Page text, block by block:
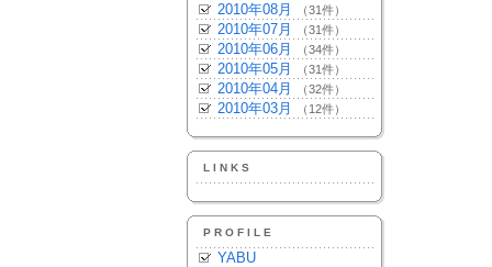
2010年08月 （31件）
2010年07月 （31件）
2010年06月 （34件）
2010年05月 （31件）
2010年04月 （32件）
2010年03月 （12件）
LINKS
PROFILE
YABU